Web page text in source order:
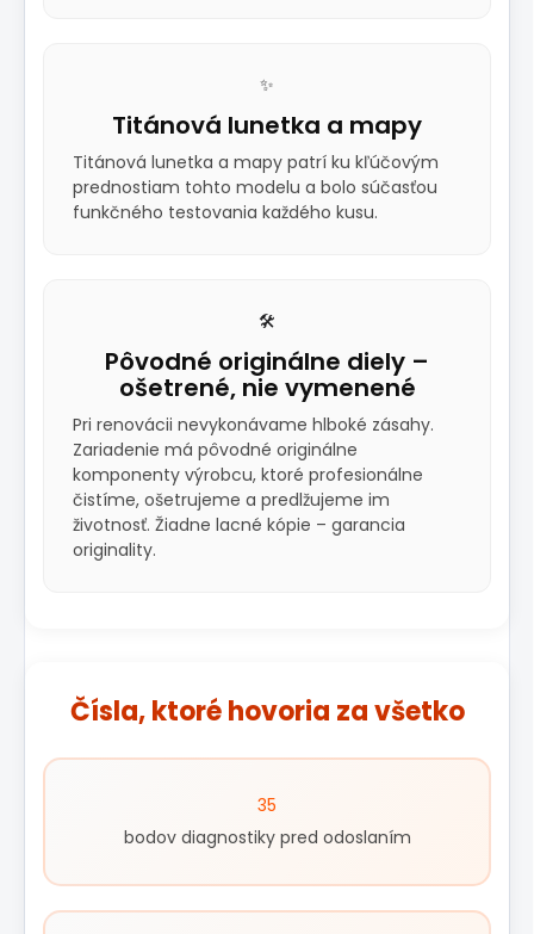
✨
Titánová lunetka a mapy
Titánová lunetka a mapy patrí ku kľúčovým
prednostiam tohto modelu a bolo súčasťou
funkčného testovania každého kusu.
🛠️
Pôvodné originálne diely –
ošetrené, nie vymenené
Pri renovácii nevykonávame hlboké zásahy.
Zariadenie má pôvodné originálne
komponenty výrobcu, ktoré profesionálne
čistíme, ošetrujeme a predlžujeme im
životnosť. Žiadne lacné kópie – garancia
originality.
Čísla, ktoré hovoria za všetko
35
bodov diagnostiky pred odoslaním